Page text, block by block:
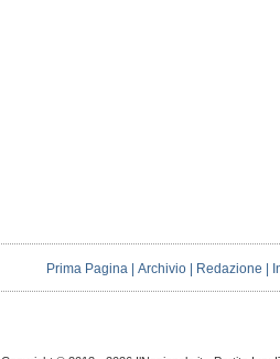
Prima Pagina |Archivio Redazione